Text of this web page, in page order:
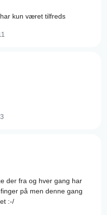
kun været tilfreds
der fra og hver gang har
på men denne gang
:-/